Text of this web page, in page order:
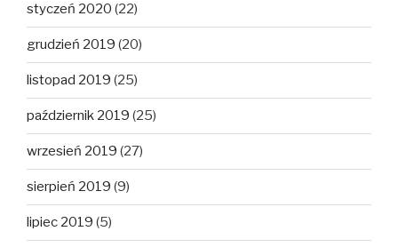
styczeń 2020 (22)
grudzień 2019 (20)
listopad 2019 (25)
październik 2019 (25)
wrzesień 2019 (27)
sierpień 2019 (9)
lipiec 2019 (5)